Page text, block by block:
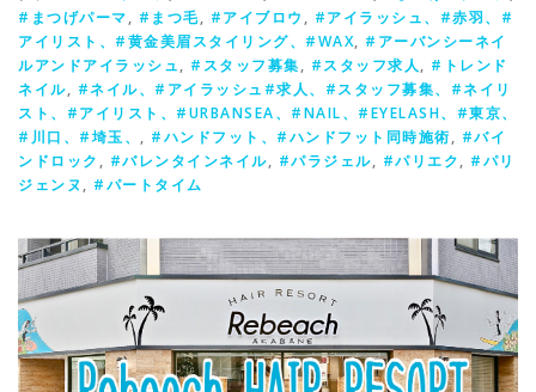
#まつげパーマ, #まつ毛, #アイブロウ , #アイラッシュ、#赤羽、#
アイリスト、#黄金美眉スタイリング、#WAX, #アーバンシーネイ
ルアンドアイラッシュ, #スタッフ募集, #スタッフ求人, #トレンド
ネイル, #ネイル、#アイラッシュ#求人、#スタッフ募集、#ネイリ
スト、#アイリスト、#URBANSEA、#NAIL、#EYELASH、#東京、
#川口、#埼玉、 , #ハンドフット、#ハンドフット同時施術, #バイ
ンドロック , #バレンタインネイル, #パラジェル, #パリエク, #パリ
ジェンヌ , #パートタイム